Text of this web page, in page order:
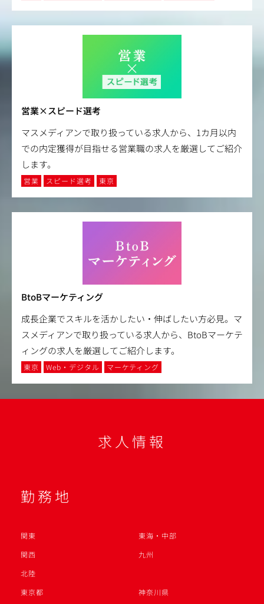
営業×スピード選考
マスメディアンで取り扱っている求人から、1カ月以内
での内定獲得が目指せる営業職の求人を厳選してご紹介
します。
営業 スピード選考 東京
BtoBマーケティング
成長企業でスキルを活かしたい・伸ばしたい方必見。マ
スメディアンで取り扱っている求人から、BtoBマーケテ
ィングの求人を厳選してご紹介します。
東京 Web・デジタル マーケティング
求人情報
勤務地
関東
東海・中部
関西
九州
北陸
東京都
神奈川県